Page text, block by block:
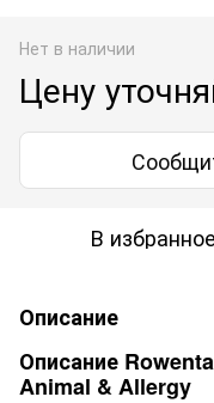
Нет в наличии
Цену
В избранное
Описание
Описание
Animal & Allergy